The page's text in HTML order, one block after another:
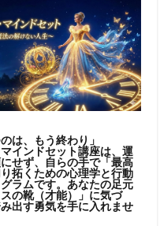
は、もう終わり」
インドセット講座は、運
せず、自らの手で「最高
拓くための心理学と行動
ラムです。あなたの足元
の靴（才能）」に気づ
出す勇気を手に入れませ